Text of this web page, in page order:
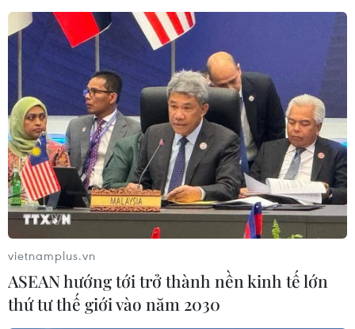
vietnamplus.vn
ASEAN hướng tới trở thành nền kinh tế lớn
thứ tư thế giới vào năm 2030